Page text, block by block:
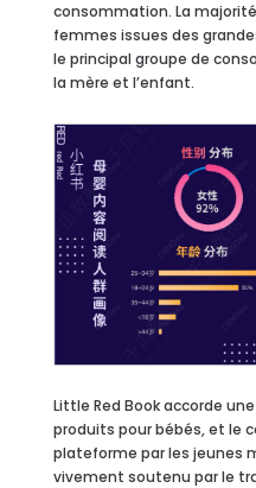
consommation. La
femmes issues des
le principal groupe de
la mère et l’enfant.
Little Red Book accorde
produits pour bébés, et le
plateforme par les jeunes
vivement soutenu par le